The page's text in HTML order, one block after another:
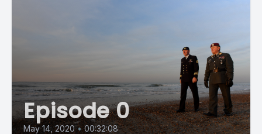
Episode 0
May 14, 2020 • 00:32:08